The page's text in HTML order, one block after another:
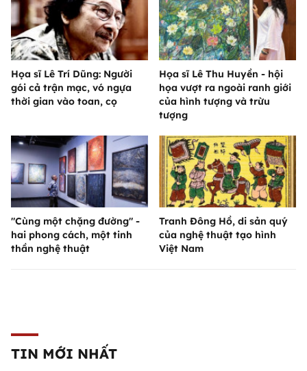
Họa sĩ Lê Trí Dũng: Người
gói cả trận mạc, vó ngựa
thời gian vào toan, cọ
Họa sĩ Lê Thu Huyền - hội
họa vượt ra ngoài ranh giới
của hình tượng và trừu
tượng
"Cùng một chặng đường" -
hai phong cách, một tinh
thần nghệ thuật
Tranh Đông Hồ, di sản quý
của nghệ thuật tạo hình
Việt Nam
TIN MỚI NHẤT